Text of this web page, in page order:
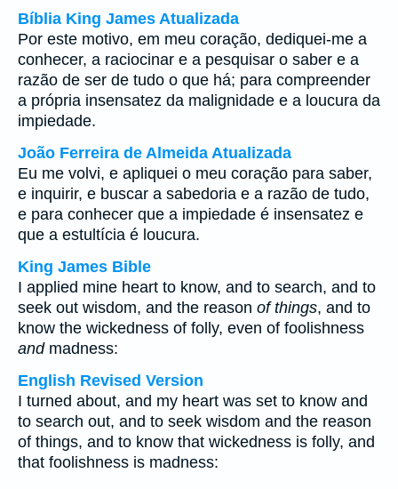
Bíblia King James Atualizada
Por este motivo, em meu coração, dediquei-me a
conhecer, a raciocinar e a pesquisar o saber e a
razão de ser de tudo o que há; para compreender
a própria insensatez da malignidade e a loucura da
impiedade.
João Ferreira de Almeida Atualizada
Eu me volvi, e apliquei o meu coração para saber,
e inquirir, e buscar a sabedoria e a razão de tudo,
e para conhecer que a impiedade é insensatez e
que a estultícia é loucura.
King James Bible
I applied mine heart to know, and to search, and to
seek out wisdom, and the reason of things, and to
know the wickedness of folly, even of foolishness
andmadness:
English Revised Version
I turned about, and my heart was set to know and
to search out, and to seek wisdom and the reason
of things, and to know that wickedness is folly, and
that foolishness is madness: